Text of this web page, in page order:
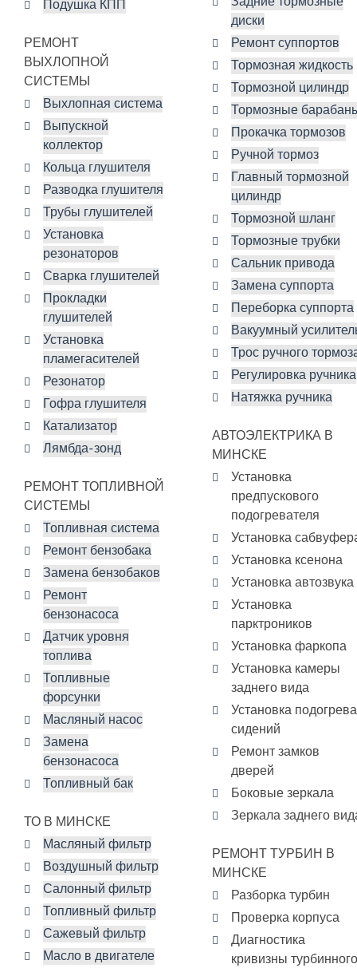
Подушка КПП
РЕМОНТ
ВЫХЛОПНОЙ
СИСТЕМЫ
Выхлопная система
Выпускной
коллектор
Кольца глушителя
Разводка глушителя
Трубы глушителей
Установка
резонаторов
Сварка глушителей
Прокладки
глушителей
Установка
пламегасителей
Резонатор
Гофра глушителя
Катализатор
Лямбда-зонд
РЕМОНТ ТОПЛИВНОЙ
СИСТЕМЫ
Топливная система
Ремонт бензобака
Замена бензобаков
Ремонт
бензонасоса
Датчик уровня
топлива
Топливные
форсунки
Масляный насос
Замена
бензонасоса
Топливный бак
ТО В МИНСКЕ
Масляный фильтр
Воздушный фильтр
Салонный фильтр
Топливный фильтр
Сажевый фильтр
Масло в двигателе
диски
Ремонт суппортов
Тормозная жидкость
Тормозной цилиндр
Тормозные
Прокачка тормозов
Ручной тормоз
Главный тормозной
цилиндр
Тормозной шланг
Тормозные трубки
Сальник привода
Замена суппорта
Переборка суппорта
Вакуумный
Трос ручного
Регулировка ручника
Натяжка ручника
АВТОЭЛЕКТРИКА В
МИНСКЕ
Установка
предпускового
подогревателя
Установка
Установка ксенона
Установка автозвука
Установка
парктроников
Установка фаркопа
Установка камеры
заднего вида
Установка подогрева
сидений
Ремонт замков
дверей
Боковые зеркала
Зеркала заднего
РЕМОНТ ТУРБИН В
МИНСКЕ
Разборка турбин
Проверка корпуса
Диагностика
кривизны турбинного